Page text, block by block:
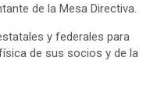
de la Mesa Directiva.
y federales para
de sus socios y de la